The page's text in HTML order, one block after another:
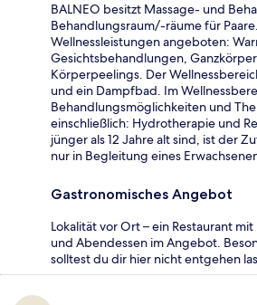
BALNEO besitzt Massage- und
Behandlungsraum/-räume für
Wellnessleistungen angeboten:
Gesichtsbehandlungen,
Körperpeelings. Der
und ein Dampfbad. Im
Behandlungsmöglichkeiten und
einschließlich: Hydrotherapie und
jünger als 12 Jahre alt sind, ist der
nur in Begleitung eines
Gastronomisches Angebot
Lokalität vor Ort – ein Restaurant
und Abendessen im Angebot.
solltest du dir hier nicht entgehen